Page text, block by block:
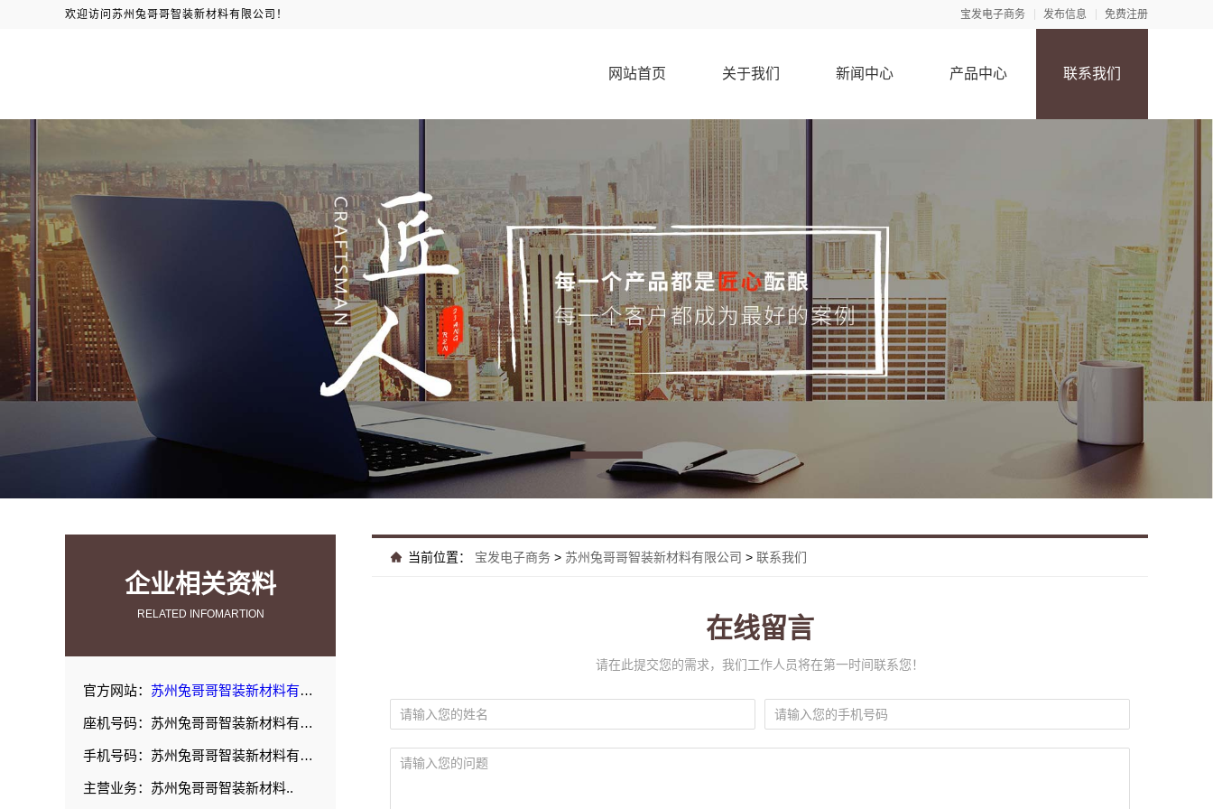
欢迎访问苏州兔哥哥智装新材料有限公司！ 宝发电子商务 发布信息 免费注册
网站首页 关于我们 新闻中心 产品中心 联系我们
企业相关资料
RELATED INFOMARTION
官方网站： 苏州兔哥哥智装新材料有限公司
座机号码：苏州兔哥哥智装新材料有限公司
手机号码：苏州兔哥哥智装新材料有限公司
主营业务：苏州兔哥哥智装新材料..
当前位置： 宝发电子商务 > 苏州兔哥哥智装新材料有限公司 > 联系我们
在线留言
请在此提交您的需求，我们工作人员将在第一时间联系您！